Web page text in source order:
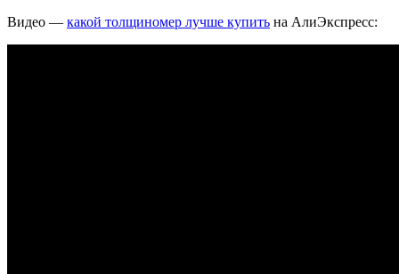
Видео — какой толщиномер лучше купить на АлиЭкспресс: